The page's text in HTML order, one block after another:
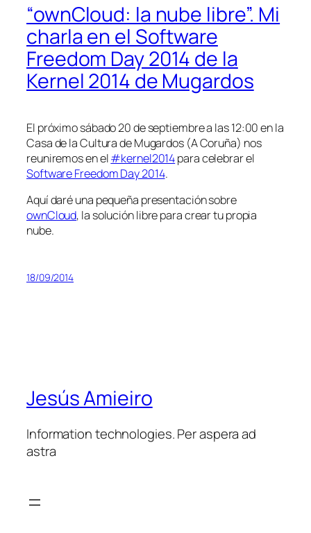
“ownCloud: la nube libre”. Mi
charla en el Software
Freedom Day 2014 de la
Kernel 2014 de Mugardos
El próximo sábado 20 de septiembre a las 12:00 en la
Casa de la Cultura de Mugardos (A Coruña) nos
reuniremos en el#kernel2014para celebrar el
Software Freedom Day 2014.
Aquí daré una pequeña presentación sobre
ownCloud, la solución libre para crear tu propia
nube.
18/09/2014
Jesús Amieiro
Information technologies. Per aspera ad
astra